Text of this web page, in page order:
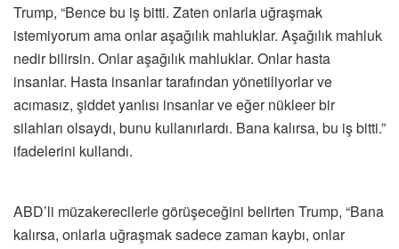
Trump, “Bence bu iş bitti. Zaten onlarla uğraşmak
istemiyorum ama onlar aşağılık mahluklar. Aşağılık mahluk
nedir bilirsin. Onlar aşağılık mahluklar. Onlar hasta
insanlar. Hasta insanlar tarafından yönetiliyorlar ve
acımasız, şiddet yanlısı insanlar ve eğer nükleer bir
silahları olsaydı, bunu kullanırlardı. Bana kalırsa, bu iş bitti.”
ifadelerini kullandı.
ABD’li müzakerecilerle görüşeceğini belirten Trump, “Bana
kalırsa, onlarla uğraşmak sadece zaman kaybı, onlar